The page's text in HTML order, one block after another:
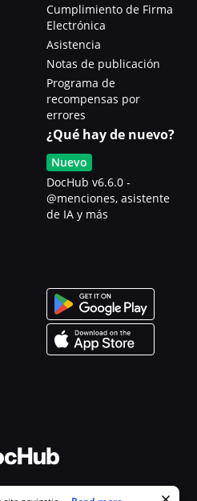
Cumplimiento de Firma
Electrónica
Asistencia
Notas de publicación
Programa de
recompensas por
errores
¿Qué hay de nuevo?
Nuevo
DocHub v6.6.0 -
@menciones, asistente
de IA y más